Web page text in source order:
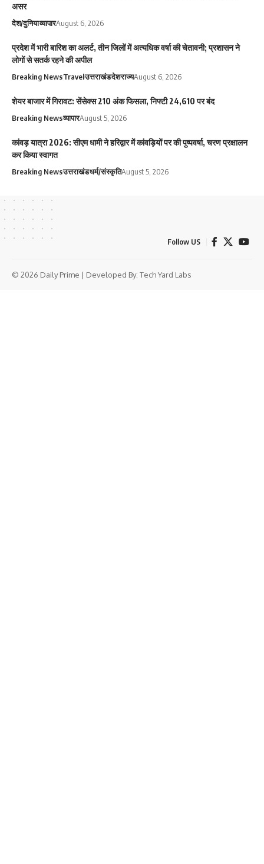
असर
देश/दुनियाव्यापारAugust 6, 2026
प्रदेश में भारी बारिश का अलर्ट, तीन जिलों में अत्यधिक वर्षा की चेतावनी; प्रशासन ने
लोगों से सतर्क रहने की अपील
Breaking NewsTravelउत्तराखंडदेशराज्यAugust 6, 2026
शेयर बाजार में गिरावट: सेंसेक्स 210 अंक फिसला, निफ्टी 24,610 पर बंद
Breaking Newsव्यापारAugust 5, 2026
कांवड़ यात्रा 2026: सीएम धामी ने हरिद्वार में कांवड़ियों पर की पुष्पवर्षा, चरण प्रक्षालन
कर किया स्वागत
Breaking Newsउत्तराखंडधर्म/संस्कृतिAugust 5, 2026
Follow US
© 2026 Daily Prime | Developed By: Tech Yard Labs